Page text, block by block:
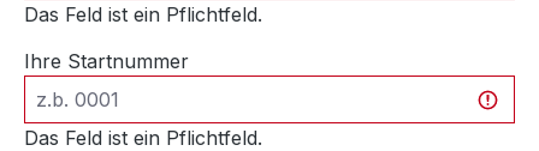
Das Feld ist ein Pflichtfeld.
Ihre Startnummer
Das Feld ist ein Pflichtfeld.